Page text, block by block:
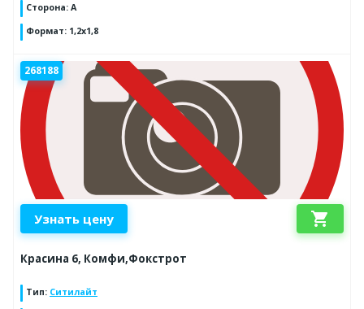
Сторона: А
Формат: 1,2х1,8
268188
Узнать цену shopping_cart
Красина 6, Комфи,Фокстрот
Тип: Ситилайт